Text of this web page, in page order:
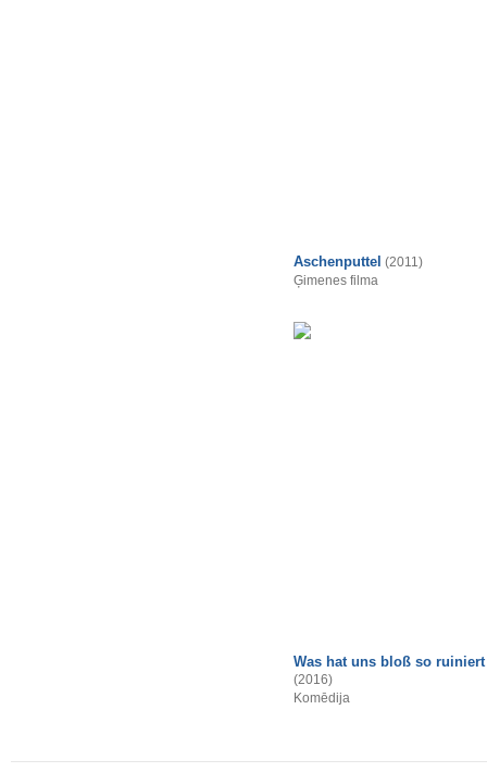
Aschenputtel (2011)
Ģimenes filma
Was hat uns bloß so ruiniert
(2016)
Komēdija